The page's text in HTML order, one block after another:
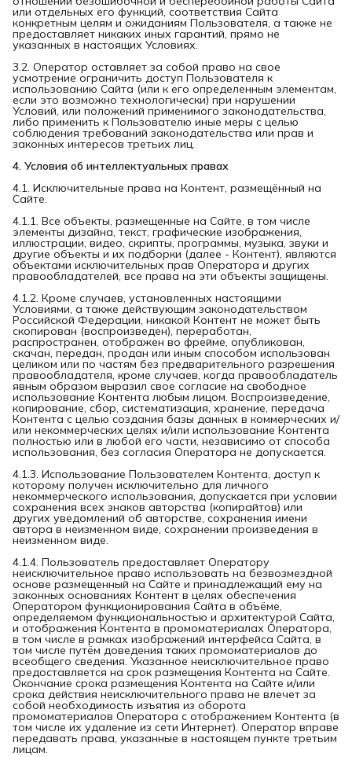
или отдельных его функций, соответствия Сайта
конкретным целям и ожиданиям Пользователя, а также не
предоставляет никаких иных гарантий, прямо не
указанных в настоящих Условиях.
3.2. Оператор оставляет за собой право на свое
усмотрение ограничить доступ Пользователя к
использованию Сайта (или к его определенным элементам,
если это возможно технологически) при нарушении
Условий, или положений применимого законодательства,
либо применить к Пользователю иные меры с целью
соблюдения требований законодательства или прав и
законных интересов третьих лиц.
4. Условия об интеллектуальных правах
4.1. Исключительные права на Контент, размещённый на
Сайте.
4.1.1. Все объекты, размещенные на Сайте, в том числе
элементы дизайна, текст, графические изображения,
иллюстрации, видео, скрипты, программы, музыка, звуки и
другие объекты и их подборки (далее - Контент), являются
объектами исключительных прав Оператора и других
правообладателей, все права на эти объекты защищены.
4.1.2. Кроме случаев, установленных настоящими
Условиями, а также действующим законодательством
Российской Федерации, никакой Контент не может быть
скопирован (воспроизведен), переработан,
распространен, отображен во фрейме, опубликован,
скачан, передан, продан или иным способом использован
целиком или по частям без предварительного разрешения
правообладателя, кроме случаев, когда правообладатель
явным образом выразил свое согласие на свободное
использование Контента любым лицом. Воспроизведение,
копирование, сбор, систематизация, хранение, передача
Контента с целью создания базы данных в коммерческих и/
или некоммерческих целях и/или использование Контента
полностью или в любой его части, независимо от способа
использования, без согласия Оператора не допускается.
4.1.3. Использование Пользователем Контента, доступ к
которому получен исключительно для личного
некоммерческого использования, допускается при условии
сохранения всех знаков авторства (копирайтов) или
других уведомлений об авторстве, сохранения имени
автора в неизменном виде, сохранении произведения в
неизменном виде.
4.1.4. Пользователь предоставляет Оператору
неисключительное право использовать на безвозмездной
основе размещенный на Сайте и принадлежащий ему на
законных основаниях Контент в целях обеспечения
Оператором функционирования Сайта в объёме,
определяемом функциональностью и архитектурой Сайта,
и отображения Контента в промоматериалах Оператора,
в том числе в рамках изображений интерфейса Сайта, в
том числе путём доведения таких промоматериалов до
всеобщего сведения. Указанное неисключительное право
предоставляется на срок размещения Контента на Сайте.
Окончание срока размещения Контента на Сайте и/или
срока действия неисключительного права не влечет за
собой необходимость изъятия из оборота
промоматериалов Оператора с отображением Контента (в
том числе их удаление из сети Интернет). Оператор вправе
передавать права, указанные в настоящем пункте третьим
лицам.